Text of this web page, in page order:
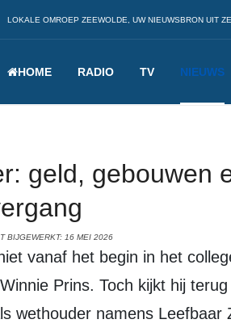
LOKALE OMROEP ZEEWOLDE, UW NIEUWSBRON UIT
HOME RADIO TV NIEUWS
geld, gebouwen
BIJGEWERKT: 16 MEI 2026
Prins. Toch kijkt hij
wethouder namens Leefbaar